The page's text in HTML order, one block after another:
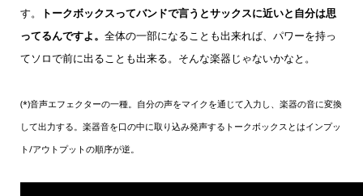
す。
トークボックスってバンドで言うとサックスに近いと自分は思
ってるんですよ。 全体の一部になることも出来れば、パワーを持っ
てソロで前に出ることも出来る。そんな楽器じゃないかなと。
(*)音声エフェクターの一種。自分の声をマイクを通じて入力し、楽器の音に変換
して出力する。楽器音を口の中に取り込み発声するトークボックスとはインプッ
ト/アウトプットの順序が逆。